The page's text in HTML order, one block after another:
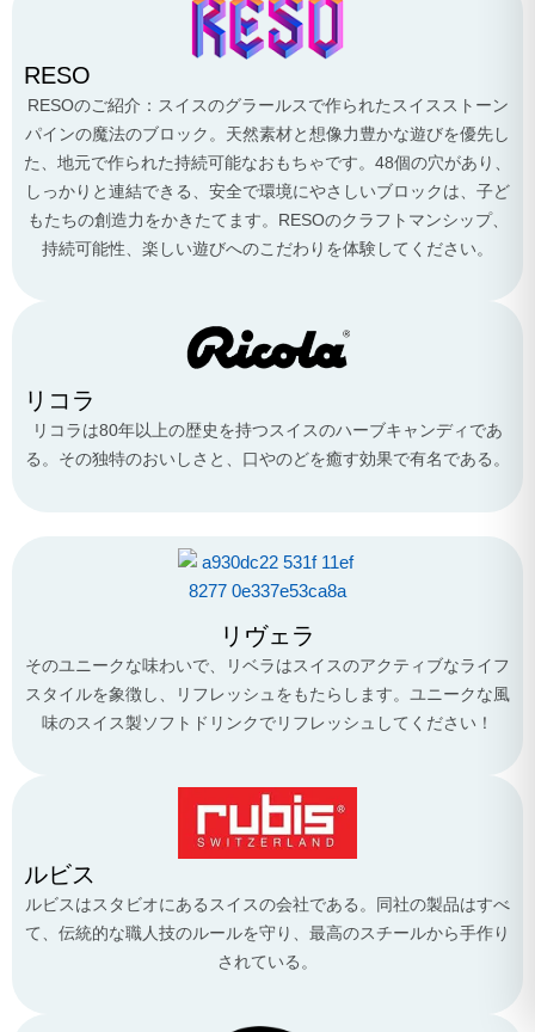
RESO
RESOのご紹介：スイスのグラールスで作られたスイスストーン
パインの魔法のブロック。天然素材と想像力豊かな遊びを優先し
た、地元で作られた持続可能なおもちゃです。48個の穴があり、
しっかりと連結できる、安全で環境にやさしいブロックは、子ど
もたちの創造力をかきたてます。RESOのクラフトマンシップ、
持続可能性、楽しい遊びへのこだわりを体験してください。
リコラ
リコラは80年以上の歴史を持つスイスのハーブキャンディであ
る。その独特のおいしさと、口やのどを癒す効果で有名である。
リヴェラ
そのユニークな味わいで、リベラはスイスのアクティブなライフ
スタイルを象徴し、リフレッシュをもたらします。ユニークな風
味のスイス製ソフトドリンクでリフレッシュしてください！
ルビス
ルビスはスタビオにあるスイスの会社である。同社の製品はすべ
て、伝統的な職人技のルールを守り、最高のスチールから手作り
されている。